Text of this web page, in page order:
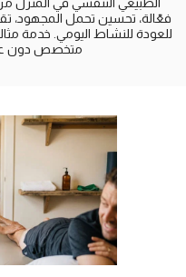
فعّالة، تحسين تحمل المجهود،
للعودة للنشاط اليومي. خدمة
متخصص دون